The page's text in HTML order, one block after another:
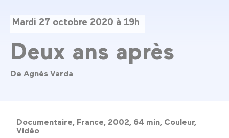
Mardi 27 octobre 2020 à 19h
Deux ans après
De Agnès Varda
Documentaire, France, 2002, 64 min, Couleur,
Vidéo